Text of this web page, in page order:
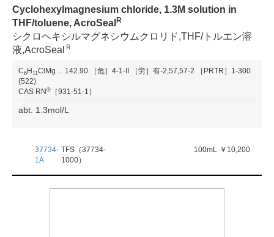
Cyclohexylmagnesium chloride, 1.3M solution in
THF/toluene, AcroSeal R
シクロヘキシルマグネシウムクロリド,THF/トルエン溶
液,AcroSeal Ｒ
C6 H 1 1 ClMg ... 142.90 ［危］4-1-II ［労］有-2,57,57-2
［PRTR］1-300
(522)
CAS RN ® ［931-51-1］
abt. 1.3mol/L
37734-
1A
TFS（37734-
1000）
100mL ￥10,200